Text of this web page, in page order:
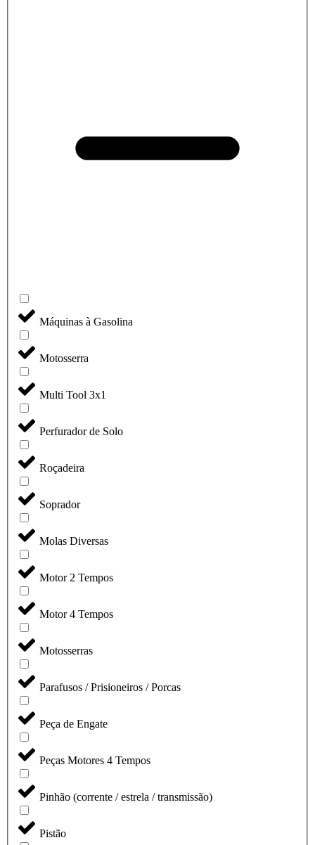
Máquinas à Gasolina
Motosserra
Multi Tool 3x1
Perfurador de Solo
Roçadeira
Soprador
Molas Diversas
Motor 2 Tempos
Motor 4 Tempos
Motosserras
Parafusos / Prisioneiros / Porcas
Peça de Engate
Peças Motores 4 Tempos
Pinhão (corrente / estrela / transmissão)
Pistão